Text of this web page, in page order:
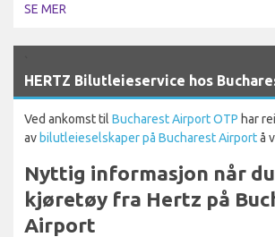
SE MER
HERTZ Bilutleieservice hos
Ved ankomst til Bucharest Airport OTP har
avbilutleieselskaper på Bucharest Airportå
Nyttig informasjon når
kjøretøy fra Hertz på
Airport